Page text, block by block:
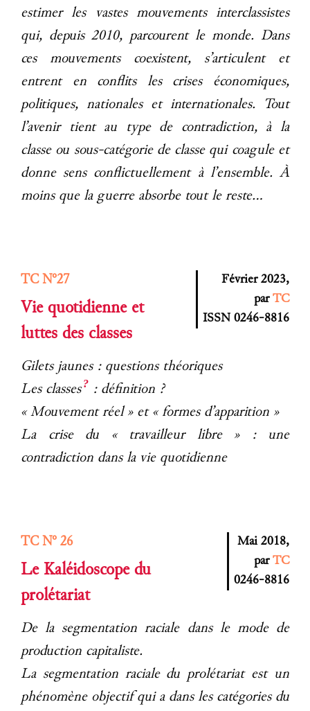
estimer les vastes mouvements interclassistes
qui, depuis 2010, parcourent le monde. Dans
ces mouvements coexistent, s’articulent et
entrent en conflits les crises économiques,
politiques, nationales et internationales. Tout
l’avenir tient au type de contradiction, à la
classe ou sous-catégorie de classe qui coagule et
donne sens conflictuellement à l’ensemble. À
moins que la guerre absorbe tout le reste…
Février 2023,
parTC
ISSN 0246-8816
TC N°27
Vie quotidienne et
luttes des classes
Gilets jaunes : questions théoriques
Les classes ? : définition ?
« Mouvement réel » et « formes d’apparition »
La crise du « travailleur libre » : une
contradiction dans la vie quotidienne
Mai 2018,
parTC
0246-8816
TC N° 26
Le Kaléidoscope du
prolétariat
De la segmentation raciale dans le mode de
production capitaliste.
La segmentation raciale du prolétariat est un
phénomène objectif qui a dans les catégories du